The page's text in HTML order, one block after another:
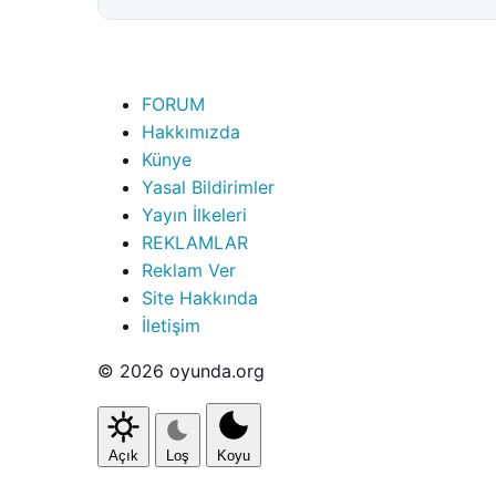
FORUM
Hakkımızda
Künye
Yasal Bildirimler
Yayın İlkeleri
REKLAMLAR
Reklam Ver
Site Hakkında
İletişim
© 2026 oyunda.org
Açık Loş Koyu